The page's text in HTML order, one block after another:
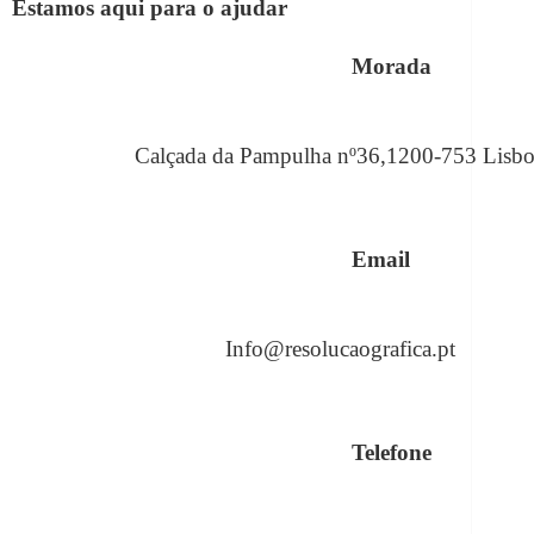
Estamos aqui para o ajudar
Morada
Calçada da Pampulha nº36,1200-753
Email
Info@resolucaografica.pt
Telefone